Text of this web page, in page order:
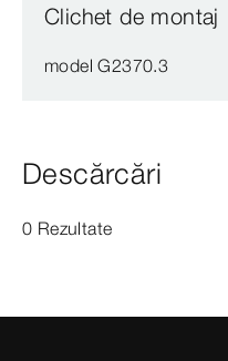
Clichet de montaj
model G2370.3
Descărcări
0 Rezultate